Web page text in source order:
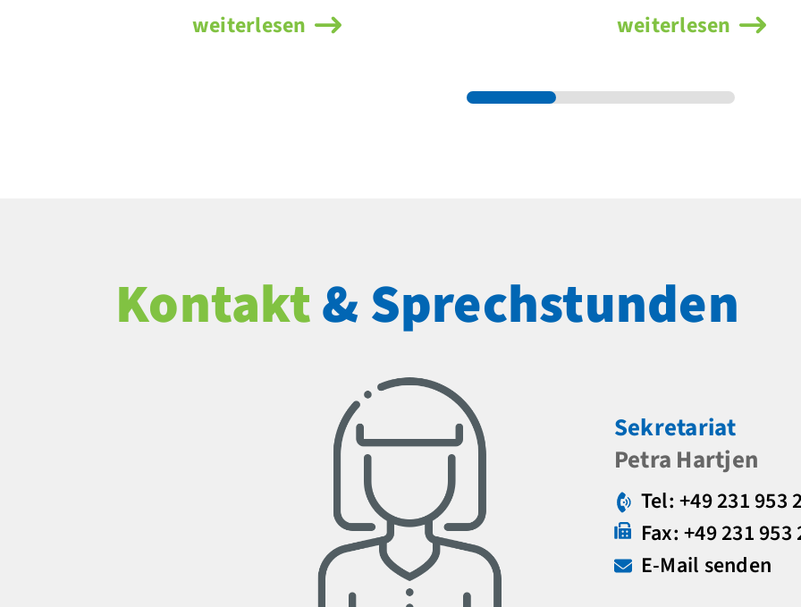
weiterlesen
weiterlesen
Kontakt& Sprechstunden
Sekretariat
Petra Hartjen
Tel: +49 231 953
Fax: +49 231 953
E-Mail senden